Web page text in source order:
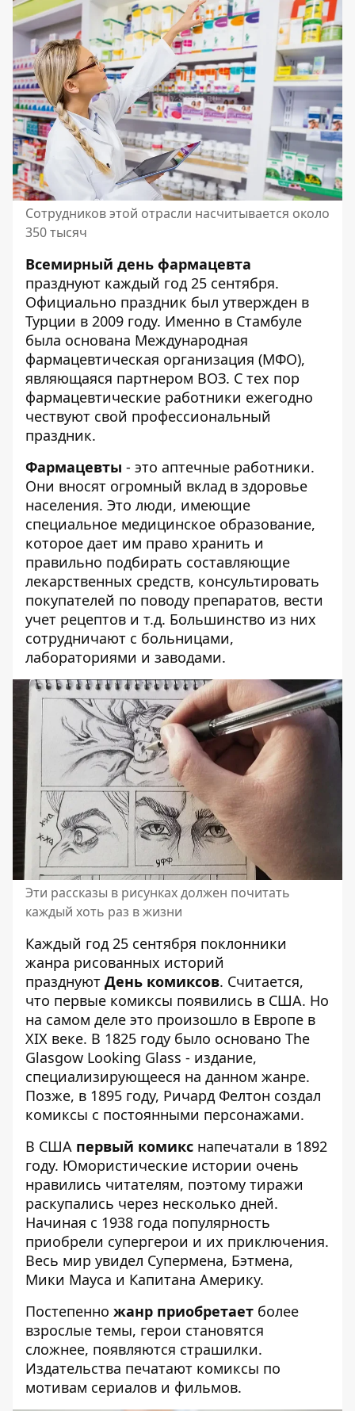
Сотрудников этой отрасли насчитывается около
350 тысяч
Всемирный день фармацевта
празднуют каждый год 25 сентября.
Официально праздник был утвержден в
Турции в 2009 году. Именно в Стамбуле
была основана Международная
фармацевтическая организация (МФО),
являющаяся партнером ВОЗ. С тех пор
фармацевтические работники ежегодно
чествуют свой профессиональный
праздник.
Фармацевты - это аптечные работники.
Они вносят огромный вклад в здоровье
населения. Это люди, имеющие
специальное медицинское образование,
которое дает им право хранить и
правильно подбирать составляющие
лекарственных средств, консультировать
покупателей по поводу препаратов, вести
учет рецептов и т.д. Большинство из них
сотрудничают с больницами,
лабораториями и заводами.
Эти рассказы в рисунках должен почитать
каждый хоть раз в жизни
Каждый год 25 сентября поклонники
жанра рисованных историй
празднуют День комиксов. Считается,
что первые комиксы появились в США. Но
на самом деле это произошло в Европе в
XIX веке. В 1825 году было основано The
Glasgow Looking Glass - издание,
специализирующееся на данном жанре.
Позже, в 1895 году, Ричард Фелтон создал
комиксы с постоянными персонажами.
В США первый комикс напечатали в 1892
году. Юмористические истории очень
нравились читателям, поэтому тиражи
раскупались через несколько дней.
Начиная с 1938 года популярность
приобрели супергерои и их приключения.
Весь мир увидел Супермена, Бэтмена,
Мики Мауса и Капитана Америку.
Постепенно жанр приобретает более
взрослые темы, герои становятся
сложнее, появляются страшилки.
Издательства печатают комиксы по
мотивам сериалов и фильмов.